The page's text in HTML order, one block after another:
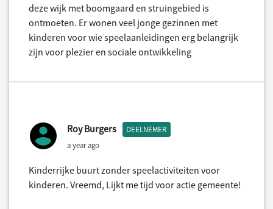
deze wijk met boomgaard en struingebied is
ontmoeten. Er wonen veel jonge gezinnen met
kinderen voor wie speelaanleidingen erg belangrijk
zijn voor plezier en sociale ontwikkeling
Roy Burgers DEELNEMER
a year ago
Kinderrijke buurt zonder speelactiviteiten voor
kinderen. Vreemd, Lijkt me tijd voor actie gemeente!